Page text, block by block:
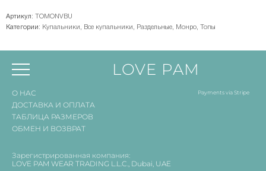
Артикул:
TOMONVBU
Категории: Купальники , Все купальники , Раздельные, Монро, Топы
LOVE PAM
О НАС
ДОСТАВКА И ОПЛАТА
ТАБЛИЦА РАЗМЕРОВ
ОБМЕН И ВОЗВРАТ
Payments via Stripe
Зарегистрированная компания:
LOVE PAM WEAR TRADING L.L.C., Dubai, UAE